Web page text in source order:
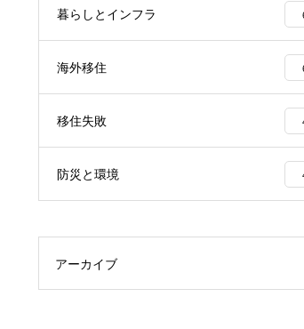
暮らしとインフラ
海外移住
移住失敗
防災と環境
アーカイブ